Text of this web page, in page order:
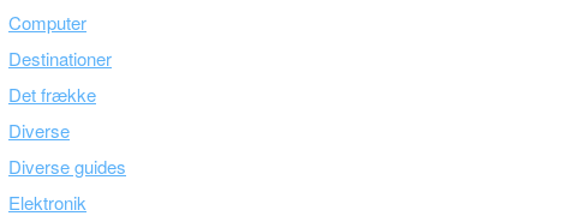
Computer
Destinationer
Det frække
Diverse
Diverse guides
Elektronik